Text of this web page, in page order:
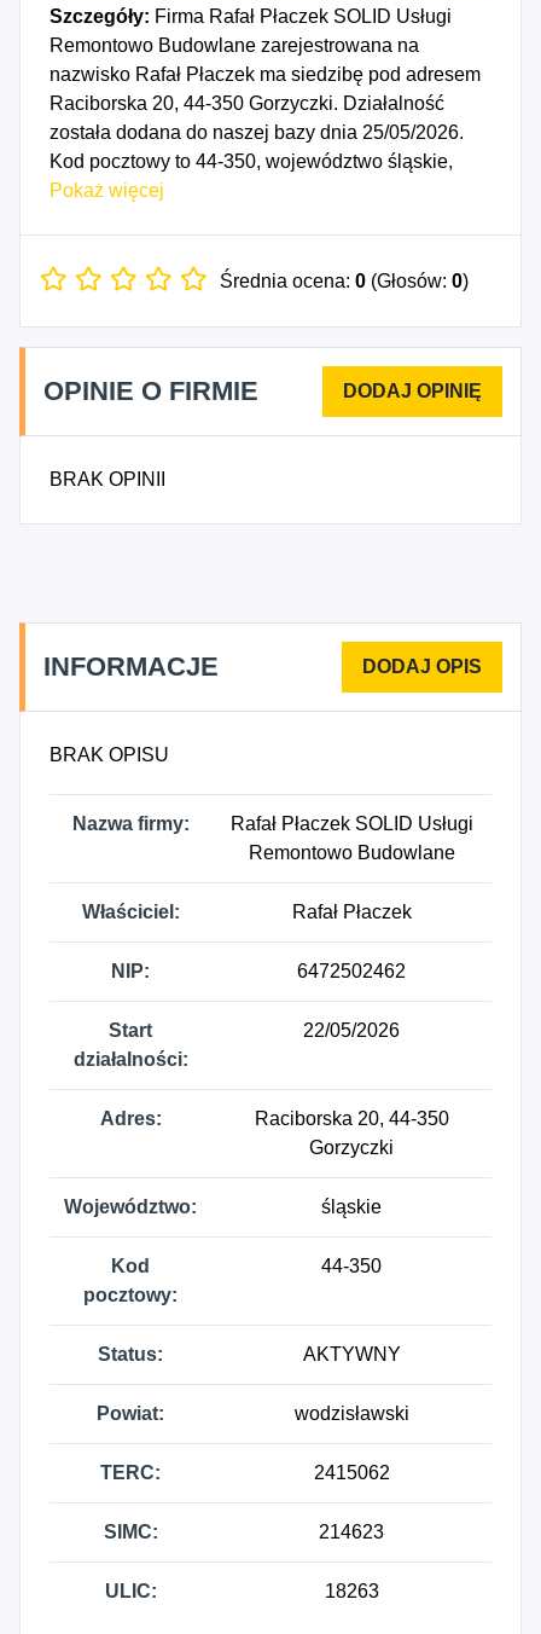
Szczegóły: Firma Rafał Płaczek SOLID Usługi
Remontowo Budowlane zarejestrowana na
nazwisko Rafał Płaczek ma siedzibę pod adresem
Raciborska 20, 44-350 Gorzyczki. Działalność
została dodana do naszej bazy dnia 25/05/2026.
Kod pocztowy to 44-350, województwo śląskie,
powiat wodzisławski. Data rozpoczęcia
Tynkowanie, 4333Z - Posadzkarstwo; tapetowanie i
budowlane, gdzie indziej niesklasyfikowane.
Pokaż więcej
Średnia ocena: 0 (Głosów: 0)
OPINIE O FIRMIE
BRAK OPINII
INFORMACJE
BRAK OPISU
Nazwa firmy:
Rafał Płaczek SOLID Usługi
Remontowo Budowlane
Właściciel: Rafał Płaczek
NIP: 6472502462
Start
działalności:
22/05/2026
Adres:
Raciborska 20, 44-350
Gorzyczki
Województwo: śląskie
Kod
pocztowy:
44-350
Status: AKTYWNY
Powiat: wodzisławski
TERC: 2415062
SIMC: 214623
ULIC: 18263